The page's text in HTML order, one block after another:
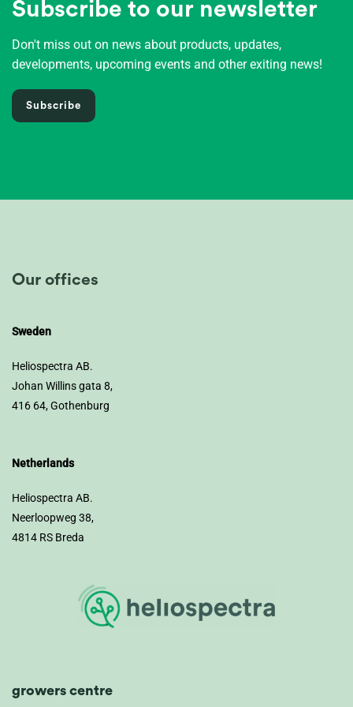
Subscribe to our newsletter
Don't miss out on news about products, updates,
developments, upcoming events and other exiting news!
Subscribe
Our offices
Sweden
Heliospectra AB.
Johan Willins gata 8,
416 64, Gothenburg
Netherlands
Heliospectra AB.
Neerloopweg 38,
4814 RS Breda
growers centre